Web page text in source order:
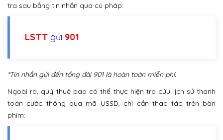
tra sau bằng tin nhắn qua cú pháp:
LSTT gửi 901
*Tin nhắn gửi đến tổng đài 901 là hoàn toàn miễn phí.
Ngoài ra, quý thuê bao có thể thực hiện tra cứu lịch sử thanh
toán cước thông qua mã USSD, chỉ cần thao tác trên bàn
phím: